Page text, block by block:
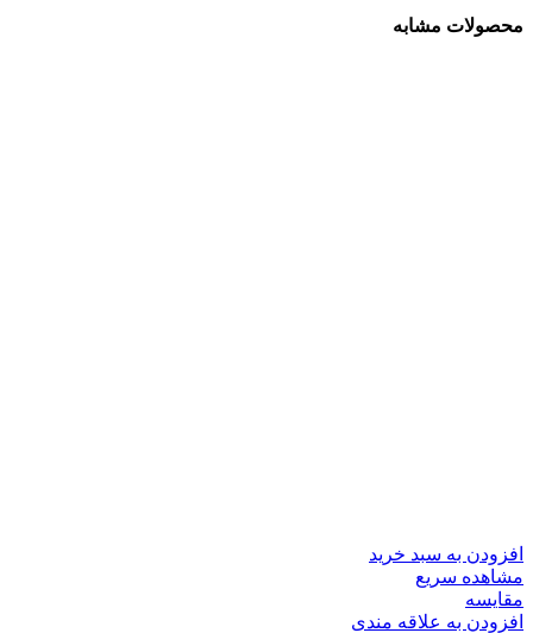
محصولات مشابه
افزودن به سبد خرید
مشاهده سریع
مقایسه
افزودن به علاقه مندی